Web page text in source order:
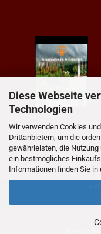
Diese Webseite
Technologien
Wir verwenden Cookies
Drittanbietern, um die
gewährleisten, die
ein bestmögliches
Informationen finden Sie in